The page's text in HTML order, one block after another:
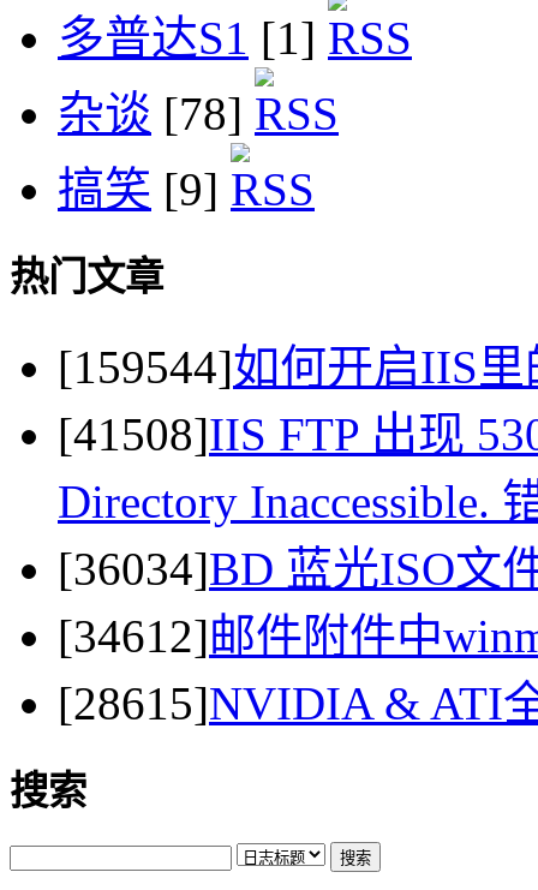
多普达S1 [1]
杂谈 [78]
搞笑 [9]
热门文章
[159544]如何开启IIS里
[41508]IIS FTP 出现
Directory Inaccessible.
[36034]BD 蓝光ISO文
[34612]邮件附件中
[28615]NVIDIA & ATI
搜索